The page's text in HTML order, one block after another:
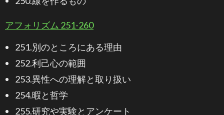
アフォリズム 251-260
251.別のところにある理由
252.利己心の範囲
253.異性への理解と取り扱い
254.暇と哲学
255.研究や実験とアンケート